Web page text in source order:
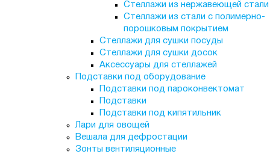
Стеллажи из нержавеющей стали
Стеллажи из стали с полимерно-
порошковым покрытием
Стеллажи для сушки посуды
Стеллажи для сушки досок
Аксессуары для стеллажей
Подставки под оборудование
Подставки под пароконвектомат
Подставки
Подставки под кипятильник
Лари для овощей
Вешала для дефростации
Зонты вентиляционные